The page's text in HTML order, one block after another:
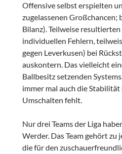
Offensive selbst erspielten
zugelassenen Großchancen;
Bilanz). Teilweise resultierten
individuellen Fehlern,
gegen Leverkusen) bei
auskontern. Das vielleicht
Ballbesitz setzenden
immer mal auch die Stabilität
Umschalten fehlt.
Nur drei Teams der Liga
Werder. Das Team gehört zu
die für den